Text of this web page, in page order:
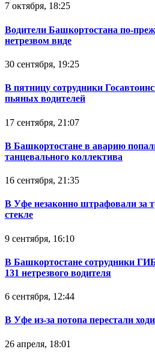
7 октября, 18:25
Водители Башкортостана по-
нетрезвом виде
30 сентября, 19:25
В пятницу сотрудники
пьяных водителей
17 сентября, 21:07
В Башкортостане в аварию
танцевального коллектива
16 сентября, 21:35
В Уфе незаконно штрафовали за
стекле
9 сентября, 16:10
В Башкортостане сотрудники
131 нетрезвого водителя
6 сентября, 12:44
В Уфе из-за потопа перестали
26 апреля, 18:01